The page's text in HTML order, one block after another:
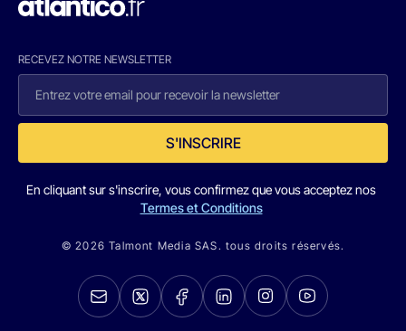
RECEVEZ NOTRE NEWSLETTER
S'INSCRIRE
En cliquant sur s'inscrire, vous confirmez que vous acceptez nos
Termes et Conditions
© 2026 Talmont Media SAS. tous droits réservés.